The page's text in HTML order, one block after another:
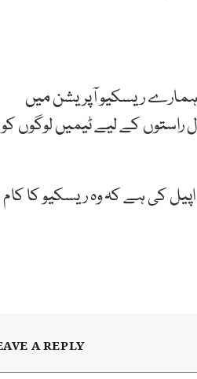
ریسکیو آپریشن میں
راستوں کے لیے ٹیمیں لوگوں کو
کی ہے کہ وہ ریسکیو کا کام
A REPLY